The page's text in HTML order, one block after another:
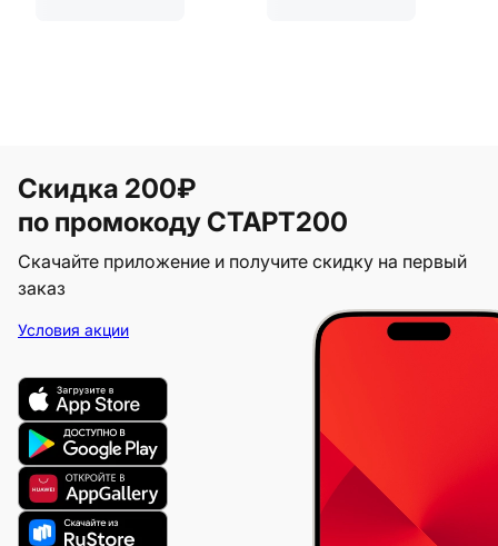
Скидка 200₽
по промокоду СТАРТ200
Скачайте приложение и получите скидку на первый
заказ
Условия акции